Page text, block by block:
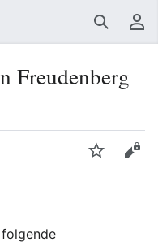
Suchen
Freudenberg